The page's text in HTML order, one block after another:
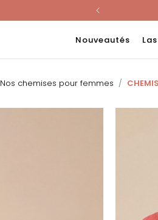
Nouveautés
Nos chemises pour femmes